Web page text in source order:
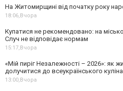
На Житомирщині від початку року
18:06, Вчора
Купатися не рекомендовано: на
Случ не відповідає нормам
15:17, Вчора
«Мій пиріг Незалежності – 2026»: як
долучитися до всеукраїнського
13:00, Вчора